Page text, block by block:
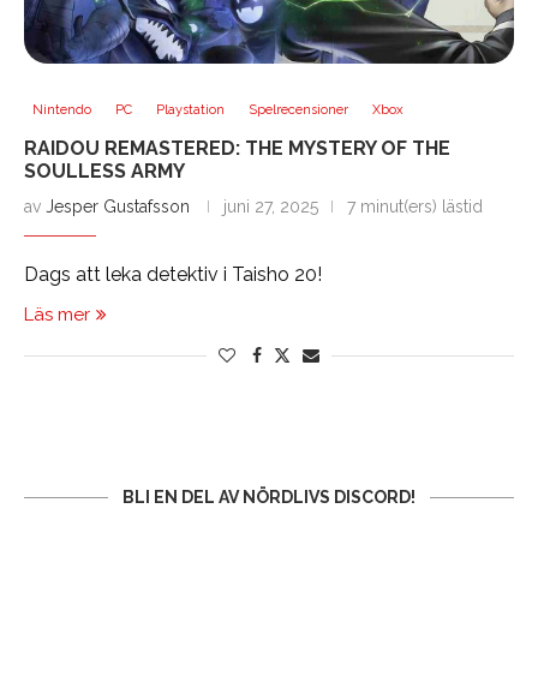
Nintendo PC Playstation Spelrecensioner Xbox
RAIDOU REMASTERED: THE MYSTERY OF THE
SOULLESS ARMY
av Jesper Gustafsson juni 27, 2025 7 minut(ers) lästid
Dags att leka detektiv i Taisho 20!
Läs mer
BLI EN DEL AV NÖRDLIVS DISCORD!